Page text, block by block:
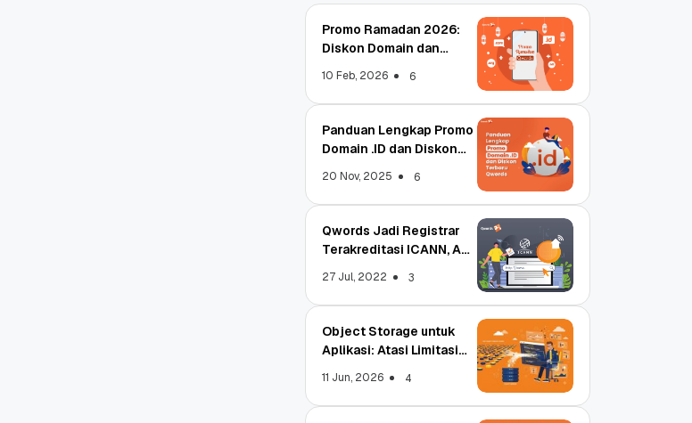
Promo Ramadan 2026:
Diskon Domain dan
10 Feb, 2026 6
Panduan Lengkap Promo
Domain .ID dan Diskon
20 Nov, 2025 6
Qwords Jadi Registrar
Terakreditasi ICANN, Apa
27 Jul, 2022 3
Object Storage untuk
Aplikasi: Atasi Limitasi
11 Jun, 2026 4